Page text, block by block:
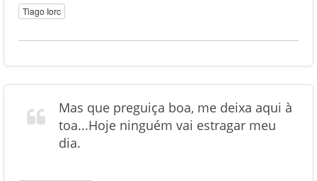
Tiago Iorc
Mas que preguiça boa, me deixa aqui à
toa...Hoje ninguém vai estragar meu
dia.